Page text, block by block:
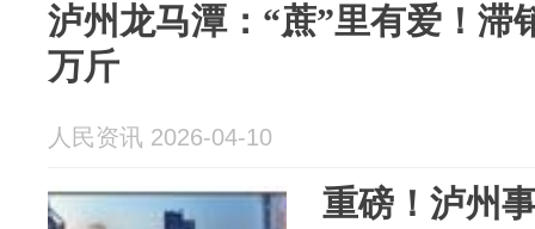
泸州龙马潭：“蔗”里有爱！滞
万斤
人民资讯 2026-04-10
重磅！泸州